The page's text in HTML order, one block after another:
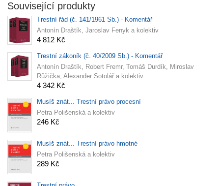
Související produkty
Trestní řád (č. 141/1961 Sb.) - Komentář
Antonín Draštík, Jaroslav Fenyk a kolektiv
4 812 Kč
Trestní zákoník (č. 40/2009 Sb.) - Komentář
Antonín Draštík, Robert Fremr, Tomáš Durdík, Miroslav
Růžička, Alexander Sotolář a kolektiv
4 342 Kč
Musíš znát... Trestní právo procesní
Petra Polišenská a kolektiv
246 Kč
Musíš znát... Trestní právo hmotné
Petra Polišenská a kolektiv
289 Kč